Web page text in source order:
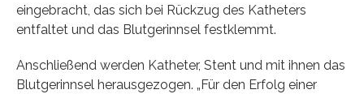
eingebracht, das sich bei Rückzug des Katheters
entfaltet und das Blutgerinnsel festklemmt.
Anschließend werden Katheter, Stent und mit ihnen das
Blutgerinnsel herausgezogen. „Für den Erfolg einer